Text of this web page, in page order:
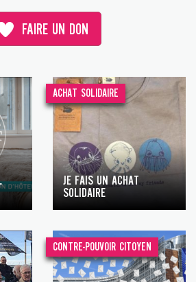
FAIRE UN DON
ACHAT SOLIDAIRE
JE FAIS UN ACHAT
SOLIDAIRE
CONTRE-POUVOIR CITOYEN